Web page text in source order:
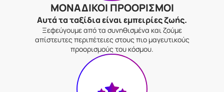
ΜΟΝΑΔΙΚΟΙ ΠΡΟΟΡΙΣΜΟΙ
Αυτά τα ταξίδια είναι εμπειρίες ζωής.
Ξεφεύγουμε από τα συνηθισμένα και ζούμε
απίστευτες περιπέτειες στους πιο μαγευτικούς
προορισμούς του κόσμου.